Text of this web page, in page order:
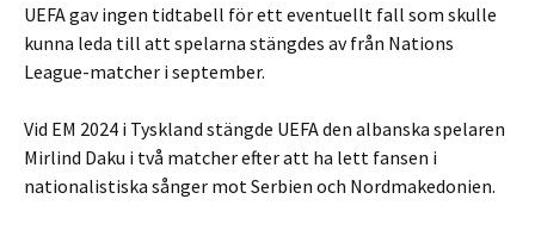
UEFA gav ingen tidtabell för ett eventuellt fall som skulle
kunna leda till att spelarna stängdes av från Nations
League-matcher i september.
Vid EM 2024 i Tyskland stängde UEFA den albanska spelaren
Mirlind Daku i två matcher efter att ha lett fansen i
nationalistiska sånger mot Serbien och Nordmakedonien.